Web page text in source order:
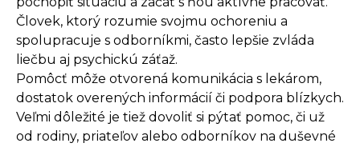
Človek, ktorý rozumie svojmu ochoreniu a
spolupracuje s odborníkmi, často lepšie zvláda
liečbu aj psychickú záťaž.
Pomôcť môže otvorená komunikácia s lekárom,
dostatok overených informácií či podpora blízkych.
Veľmi dôležité je tiež dovoliť si pýtať pomoc, či už
od rodiny, priateľov alebo odborníkov na duševné